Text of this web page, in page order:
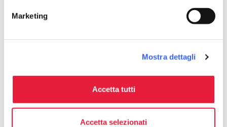
Marketing
Mostra dettagli
Accetta tutti
Accetta selezionati